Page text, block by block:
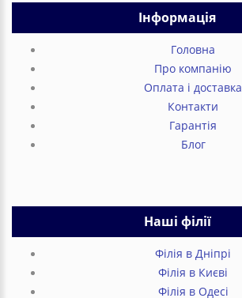
Інформація
Головна
Про компанію
Оплата і доставка
Контакти
Гарантія
Блог
Наші філії
Філія в Дніпрі
Філія в Києві
Філія в Одесі